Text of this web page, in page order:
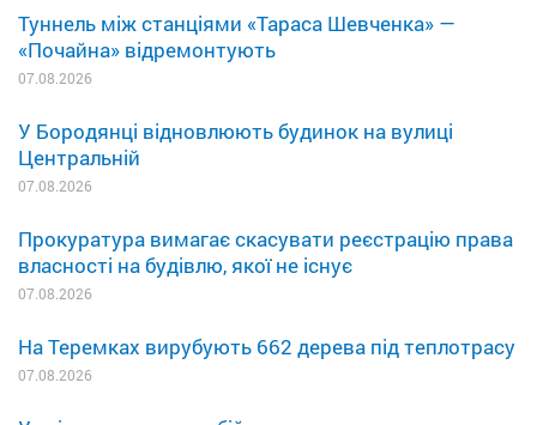
Туннель між станціями «Тараса Шевченка» —
«Почайна» відремонтують
07.08.2026
У Бородянці відновлюють будинок на вулиці
Центральній
07.08.2026
Прокуратура вимагає скасувати реєстрацію права
власності на будівлю, якої не існує
07.08.2026
На Теремках вирубують 662 дерева під теплотрасу
07.08.2026